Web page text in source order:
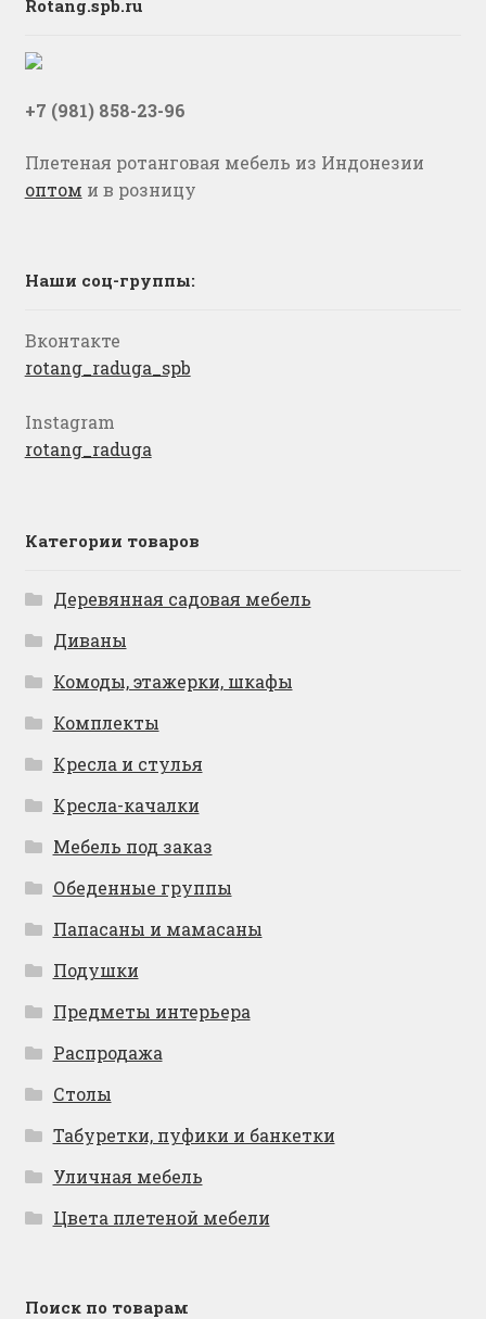
Rotang.spb.ru
+7 (981) 858-23-96
Плетеная ротанговая мебель из Индонезии
оптом и в розницу
Наши соц-группы:
Вконтакте
rotang_raduga_spb
Instagram
rotang_raduga
Категории товаров
Деревянная садовая мебель
Диваны
Комоды, этажерки, шкафы
Комплекты
Кресла и стулья
Кресла-качалки
Мебель под заказ
Обеденные группы
Папасаны и мамасаны
Подушки
Предметы интерьера
Распродажа
Столы
Табуретки, пуфики и банкетки
Уличная мебель
Цвета плетеной мебели
Поиск по товарам